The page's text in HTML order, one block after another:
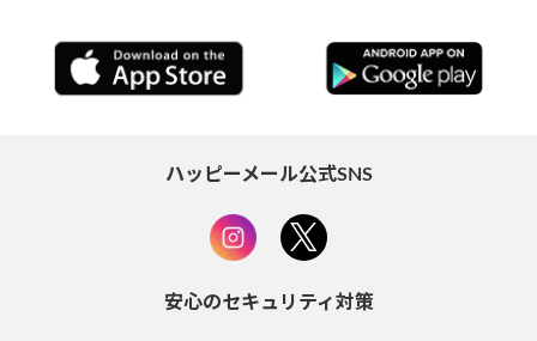
ハッピーメール公式SNS
安心のセキュリティ対策